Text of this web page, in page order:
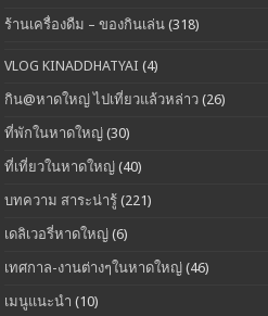
ร้านเครื่องดืม – ของกินเล่น (318)
VLOG KINADDHATYAI (4)
กิน@หาดใหญ่ ไปเที่ยวแล้วหล่าว (26)
ที่พักในหาดใหญ่ (30)
ที่เที่ยวในหาดใหญ่ (40)
บทความ สาระน่ารู้ (221)
เดลิเวอรี่หาดใหญ่ (6)
เทศกาล-งานต่างๆในหาดใหญ่ (46)
เมนูแนะนำ (10)